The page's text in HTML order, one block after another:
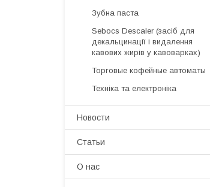
Зубна паста
Sebocs Descaler (засіб для
декальцинації і видалення
кавових жирів у кавоварках)
Торговые кофейные автоматы
Техніка та електроніка
Новости
Статьи
О нас